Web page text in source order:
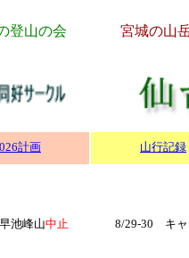
登山の会 宮城の山
計画 山行記録
池峰山中止 8/29-30 キャ